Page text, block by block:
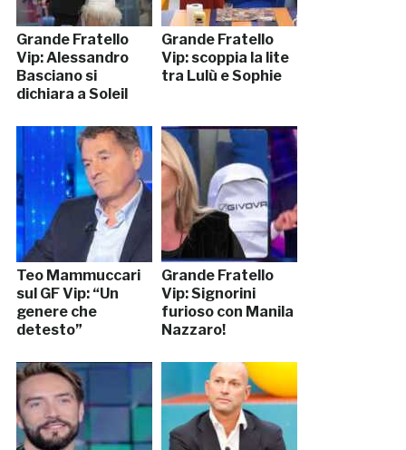
Grande Fratello
Vip: Alessandro
Basciano si
dichiara a Soleil
Grande Fratello
Vip: scoppia la lite
tra Lulù e Sophie
Teo Mammuccari
sul GF Vip: “Un
genere che
detesto”
Grande Fratello
Vip: Signorini
furioso con Manila
Nazzaro!